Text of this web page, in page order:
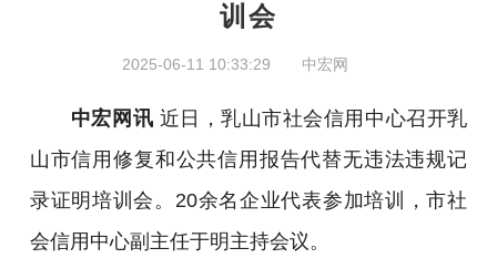
中宏研究 营商环境
地方发展
训会
2025-06-11 10:33:29 中宏网
中宏网讯 近日，乳山市社会信用中心召开乳
山市信用修复和公共信用报告代替无违法违规记
录证明培训会。20余名企业代表参加培训，市社
会信用中心副主任于明主持会议。